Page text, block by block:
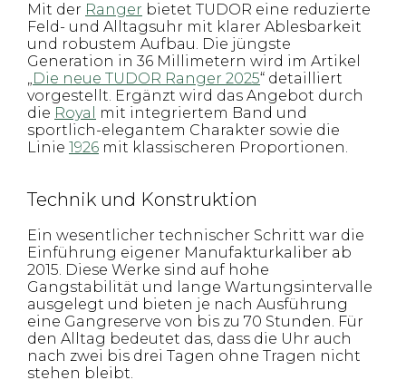
Mit der Ranger bietet TUDOR eine reduzierte
Feld- und Alltagsuhr mit klarer Ablesbarkeit
und robustem Aufbau. Die jüngste
Generation in 36 Millimetern wird im Artikel
„Die neue TUDOR Ranger 2025“ detailliert
vorgestellt. Ergänzt wird das Angebot durch
die Royal
mit integriertem Band und
sportlich-elegantem Charakter sowie die
Linie 1926 mit klassischeren Proportionen.
Technik und Konstruktion
Ein wesentlicher technischer Schritt war die
Einführung eigener Manufakturkaliber ab
2015. Diese Werke sind auf hohe
Gangstabilität und lange Wartungsintervalle
ausgelegt und bieten je nach Ausführung
eine Gangreserve von bis zu 70 Stunden. Für
den Alltag bedeutet das, dass die Uhr auch
nach zwei bis drei Tagen ohne Tragen nicht
stehen bleibt.